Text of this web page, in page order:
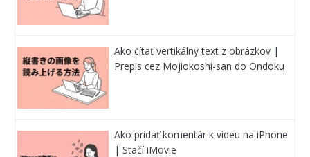
Ako čítať vertikálny text z obrázkov |
Prepis cez Mojiokoshi-san do Ondoku
Ako pridať komentár k videu na iPhone
| Stačí iMovie